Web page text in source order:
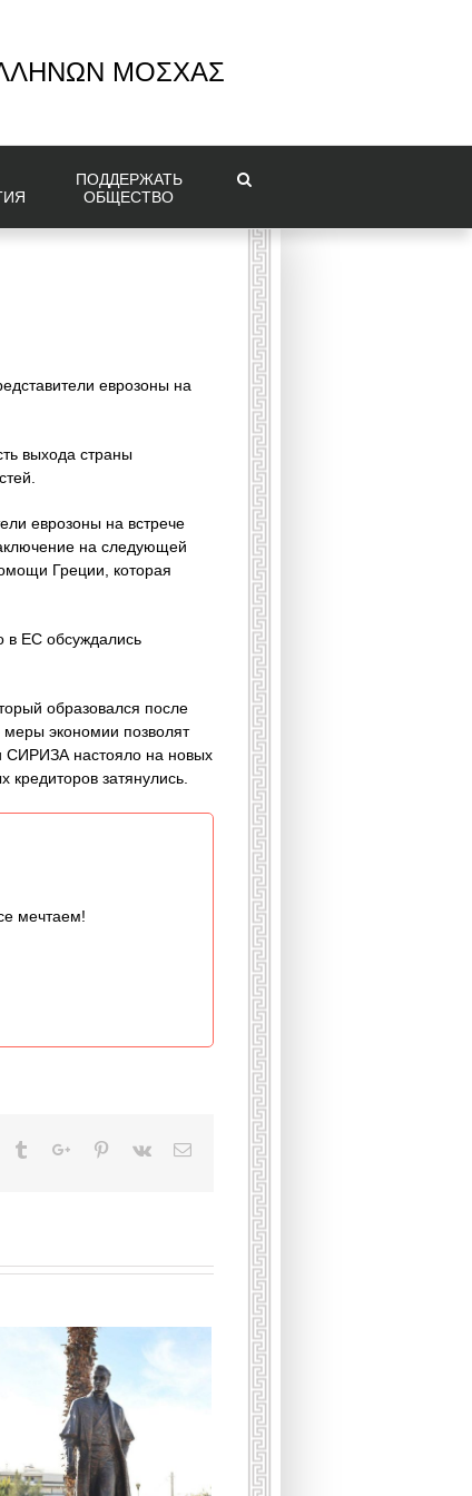
ΜΟΣΧΑΣ
ПОДДЕРЖАТЬ
ОБЩЕСТВО
еврозоны на
выхода страны
еврозоны на встрече
на следующей
Греции, которая
в ЕС обсуждались
образовался после
меры экономии позволят
СИРИЗА настояло на новых
затянулись.
мечтаем!
TumblrGoogle+Pinterest
Vk Email
Умерла принцесса